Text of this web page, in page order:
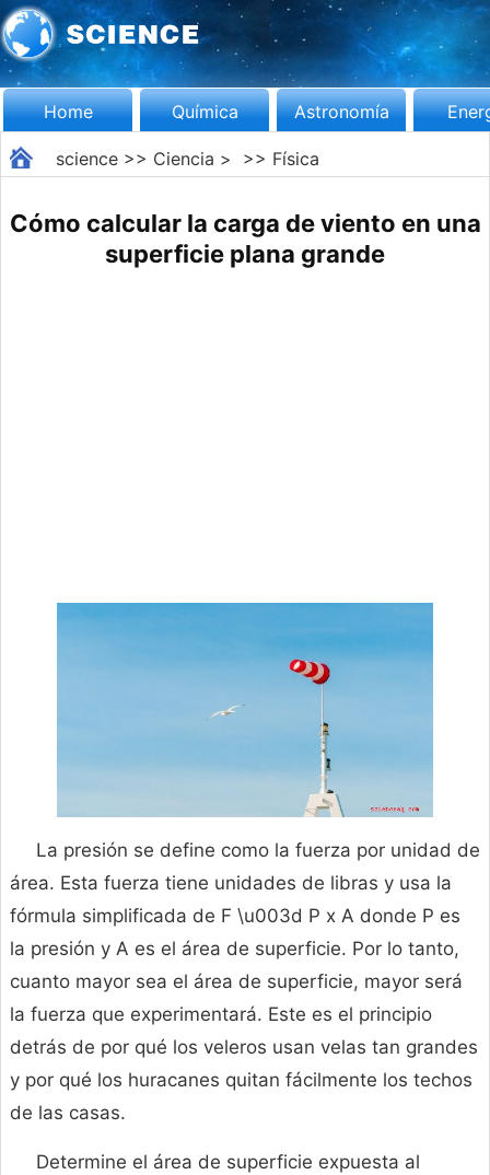
Home Química Astronomía
science>> Ciencia > >> Física
Cómo calcular la carga de viento en una
superficie plana grande
La presión se define como la fuerza por unidad de
área. Esta fuerza tiene unidades de libras y usa la
fórmula simplificada de F \u003d P x A donde P es
la presión y A es el área de superficie. Por lo tanto,
cuanto mayor sea el área de superficie, mayor será
la fuerza que experimentará. Este es el principio
detrás de por qué los veleros usan velas tan grandes
y por qué los huracanes quitan fácilmente los techos
de las casas.
Determine el área de superficie expuesta al